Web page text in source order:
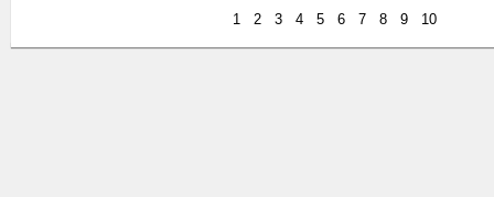
1
2 3 4 5 6 7 8 9 10